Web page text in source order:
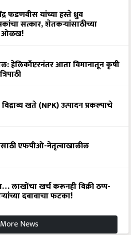
फडणवीस यांच्या हस्ते ध्रुव
सत्कार, शेतकऱ्यांसाठीच्या
ओळख!
हेलिकॉप्टरनंतर आता विमानातून कृषी
विद्राव्य खते (NPK) उत्पादन प्रकल्पाचे
एफपीओ-नेतृत्वाखालील
लाखोंचा खर्च करूनही विक्री ठप्प-
दबावाचा फटका!
More News